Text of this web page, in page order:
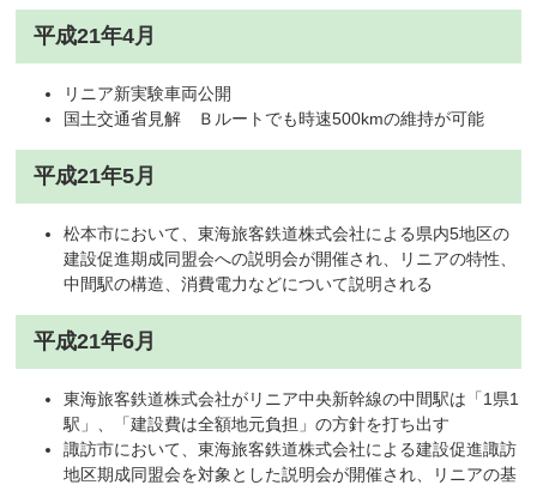
平成21年4月
リニア新実験車両公開
国土交通省見解 Ｂルートでも時速500kmの維持が可能
平成21年5月
松本市において、東海旅客鉄道株式会社による県内5地区の
建設促進期成同盟会への説明会が開催され、リニアの特性、
中間駅の構造、消費電力などについて説明される
平成21年6月
東海旅客鉄道株式会社がリニア中央新幹線の中間駅は「1県1
駅」、「建設費は全額地元負担」の方針を打ち出す
諏訪市において、東海旅客鉄道株式会社による建設促進諏訪
地区期成同盟会を対象とした説明会が開催され、リニアの基